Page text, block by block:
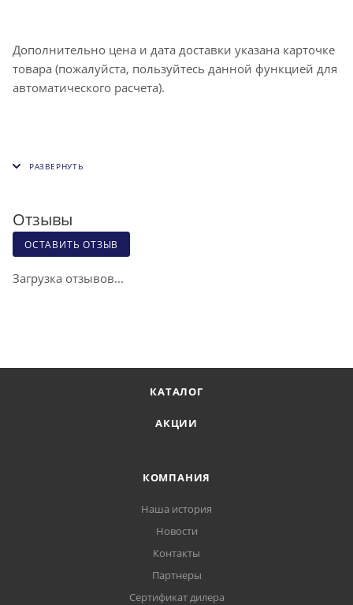
Дополнительно цена и дата доставки указана карточке
товара (пожалуйста, пользуйтесь данной функцией для
автоматического расчета).
Отзывы
ОСТАВИТЬ ОТЗЫВ
Загрузка отзывов...
КАТАЛОГ
АКЦИИ
КОМПАНИЯ
Наша история
Новости
Контакты
Партнеры
Сертификат дилера